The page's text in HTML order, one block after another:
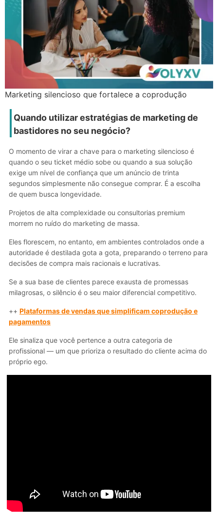
Marketing silencioso que fortalece a coprodução
Quando utilizar estratégias de marketing de
bastidores no seu negócio?
O momento de virar a chave para o marketing silencioso é
quando o seu ticket médio sobe ou quando a sua solução
exige um nível de confiança que um anúncio de trinta
segundos simplesmente não consegue comprar. É a escolha
de quem busca longevidade.
Projetos de alta complexidade ou consultorias premium
morrem no ruído do marketing de massa.
Eles florescem, no entanto, em ambientes controlados onde a
autoridade é destilada gota a gota, preparando o terreno para
decisões de compra mais racionais e lucrativas.
Se a sua base de clientes parece exausta de promessas
milagrosas, o silêncio é o seu maior diferencial competitivo.
++ Plataformas de vendas que simplificam coprodução e
pagamentos
Ele sinaliza que você pertence a outra categoria de
profissional — um que prioriza o resultado do cliente acima do
próprio ego.